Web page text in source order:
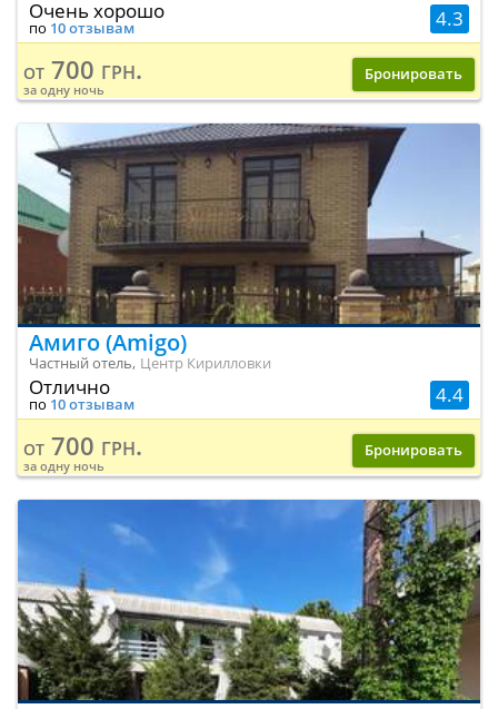
4.3
Очень хорошо
по 10 отзывам
от 700 грн.
за одну ночь
Бронировать
Амиго (Amigo)
Частный отель, Центр Кирилловки
4.4
Отлично
по 10 отзывам
от 700 грн.
за одну ночь
Бронировать